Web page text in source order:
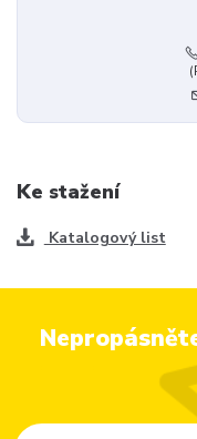
Ke stažení
Katalogový list